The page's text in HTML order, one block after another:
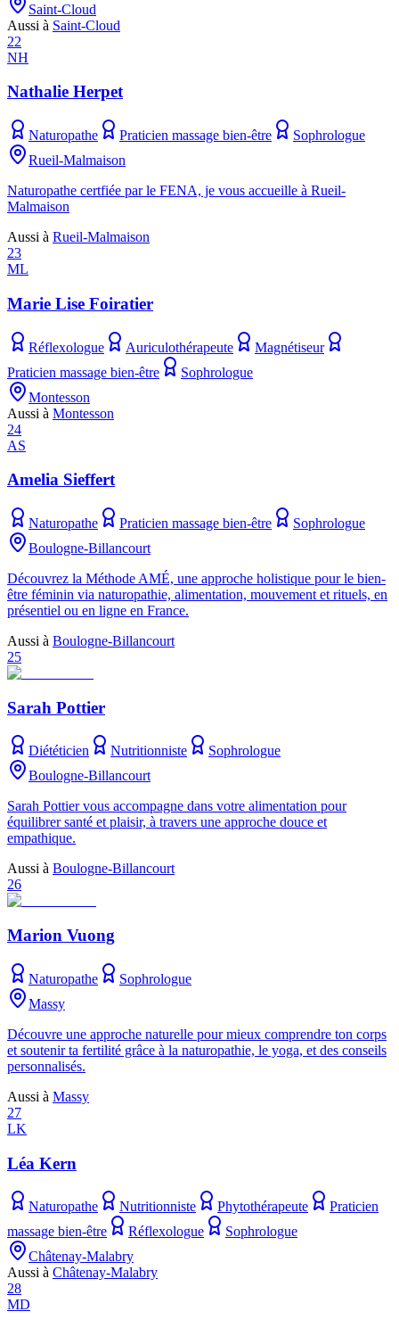
Saint-Cloud
Aussi à Saint-Cloud
22
NH
Nathalie Herpet
Naturopathe Praticien massage bien-être
Sophrologue
Rueil-Malmaison
Naturopathe certfiée par le FENA, je vous accueille à Rueil-
Malmaison
Aussi à Rueil-Malmaison
23
ML
Marie Lise Foiratier
Réflexologue Auriculothérapeute
Magnétiseur
Praticien massage bien-être
Sophrologue
Montesson
Aussi à Montesson
24
AS
Amelia Sieffert
Naturopathe Praticien massage bien-être
Sophrologue
Boulogne-Billancourt
Découvrez la Méthode AMÉ, une approche holistique pour le bien-
être féminin via naturopathie, alimentation, mouvement et rituels, en
présentiel ou en ligne en France.
Aussi à Boulogne-Billancourt
25
Sarah Pottier
Diététicien Nutritionniste
Sophrologue
Boulogne-Billancourt
Sarah Pottier vous accompagne dans votre alimentation pour
équilibrer santé et plaisir, à travers une approche douce et
empathique.
Aussi à Boulogne-Billancourt
26
Marion Vuong
Naturopathe
Sophrologue
Massy
Découvre une approche naturelle pour mieux comprendre ton corps
et soutenir ta fertilité grâce à la naturopathie, le yoga, et des conseils
personnalisés.
Aussi à Massy
27
LK
Léa Kern
Naturopathe Nutritionniste Phytothérapeute
Praticien
massage bien-être
Réflexologue
Sophrologue
Châtenay-Malabry
Aussi à Châtenay-Malabry
28
MD